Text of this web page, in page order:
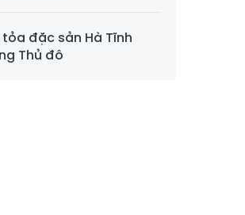
tỏa đặc sản Hà Tĩnh
Thủ đô